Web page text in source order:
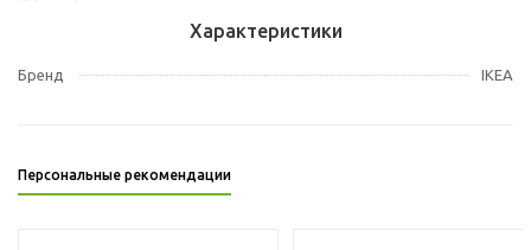
Характеристики
Бренд IKEA
Персональные рекомендации